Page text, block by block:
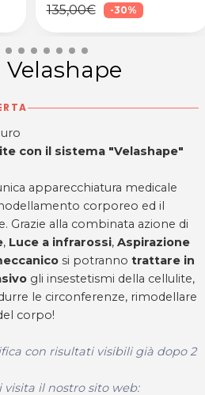
135,00€ -30%
con il sistema "Velashape"
apparecchiatura medicale
corporeo ed il
Grazie alla combinata azione di
, Luce a infrarossi, Aspirazione
si potranno trattare in
gli insestetismi della cellulite,
le circonferenze, rimodellare
corpo!
con risultati visibili già dopo 2
il nostro sito web: